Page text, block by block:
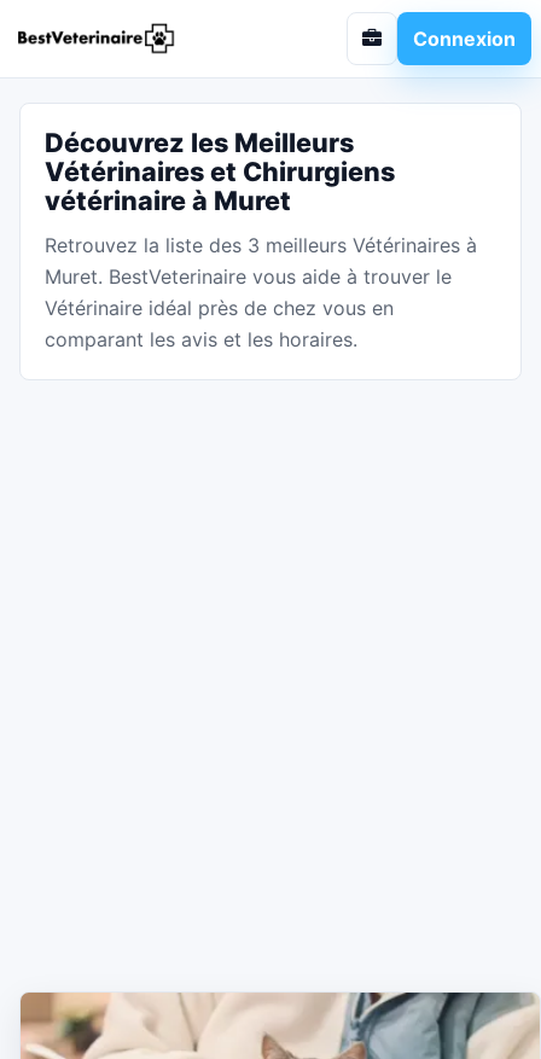
Connexion
Découvrez les Meilleurs
Vétérinaires et Chirurgiens
vétérinaire à Muret
Retrouvez la liste des 3 meilleurs Vétérinaires à
Muret. BestVeterinaire vous aide à trouver le
Vétérinaire idéal près de chez vous en
comparant les avis et les horaires.